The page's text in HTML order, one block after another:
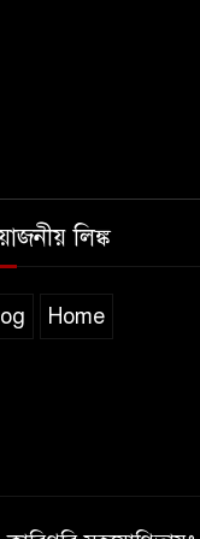
লিঙ্ক
Home